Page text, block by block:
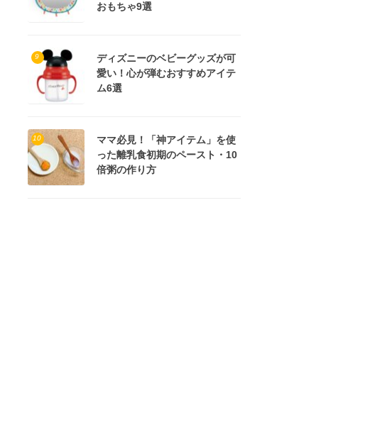
おもちゃ9選
9
ディズニーのベビーグッズが可
愛い！心が弾むおすすめアイテ
ム6選
10
ママ必見！「神アイテム」を使
った離乳食初期のペースト・10
倍粥の作り方